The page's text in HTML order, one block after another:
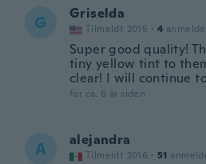
G Griselda
Tilmeldt 2015 · 4
Super good quality!
tiny yellow tint to
clear! I will continue
for ca. 6 år siden
A alejandra
Tilmeldt 2016 · 51